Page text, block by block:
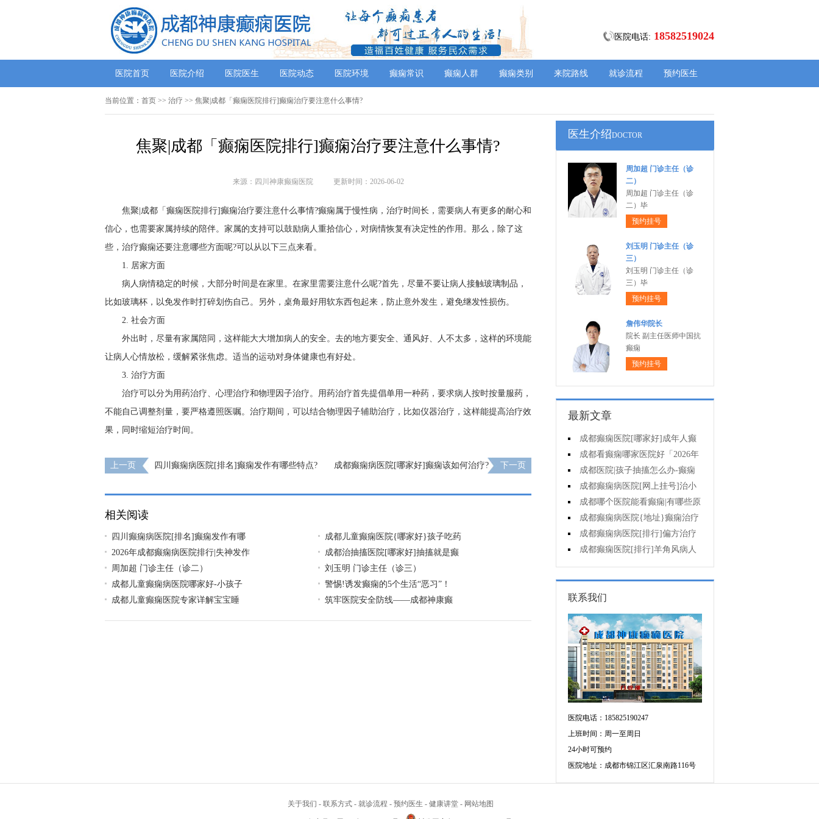
医院电话: 18582519024
医院首页 医院介绍 医院医生 医院动态 医院环境 癫痫常识 癫痫人群 癫痫类别 来院路线 就诊流程 预约医生
当前位置： 首页 >> 治疗 >> 焦聚|成都「癫痫医院排行]癫痫治疗要注意什么事情?
焦聚|成都「癫痫医院排行]癫痫治疗要注意什么事情?
来源：四川神康癫痫医院 更新时间：2026-06-02
焦聚|成都「癫痫医院排行]癫痫治疗要注意什么事情?癫痫属于慢性病，治疗时间长，需要病人有更多的耐心和
信心，也需要家属持续的陪伴。家属的支持可以鼓励病人重拾信心，对病情恢复有决定性的作用。那么，除了这
些，治疗癫痫还要注意哪些方面呢?可以从以下三点来看。
1. 居家方面
病人病情稳定的时候，大部分时间是在家里。在家里需要注意什么呢?首先，尽量不要让病人接触玻璃制品，
比如玻璃杯，以免发作时打碎划伤自己。另外，桌角最好用软东西包起来，防止意外发生，避免继发性损伤。
2. 社会方面
外出时，尽量有家属陪同，这样能大大增加病人的安全。去的地方要安全、通风好、人不太多，这样的环境能
让病人心情放松，缓解紧张焦虑。适当的运动对身体健康也有好处。
3. 治疗方面
治疗可以分为用药治疗、心理治疗和物理因子治疗。用药治疗首先提倡单用一种药，要求病人按时按量服药，
不能自己调整剂量，要严格遵照医嘱。治疗期间，可以结合物理因子辅助治疗，比如仪器治疗，这样能提高治疗效
果，同时缩短治疗时间。
上一页 四川癫痫病医院[排名]癫痫发作有哪些特点? 成都癫痫病医院[哪家好]癫痫该如何治疗? 下一页
相关阅读
四川癫痫病医院[排名]癫痫发作有哪
成都儿童癫痫医院{哪家好}孩子吃药
2026年成都癫痫病医院排行|失神发作
成都治抽搐医院[哪家好]抽搐就是癫
周加超 门诊主任（诊二）
刘玉明 门诊主任（诊三）
成都儿童癫痫病医院哪家好-小孩子
警惕!诱发癫痫的5个生活“恶习”！
成都儿童癫痫医院专家详解宝宝睡
筑牢医院安全防线——成都神康癫
医生介绍DOCTOR
周加超 门诊主任（诊
二）
周加超 门诊主任（诊
二）毕
预约挂号
刘玉明 门诊主任（诊
三）
刘玉明 门诊主任（诊
三）毕
预约挂号
詹伟华院长
院长 副主任医师中国抗
癫痫
预约挂号
最新文章
成都癫痫医院[哪家好]成年人癫
痫的护理要做到哪些?
成都看癫痫哪家医院好「2026年
度公布」癫痫是遗传的吗?
成都医院|孩子抽搐怎么办-癫痫
病吃什么中药?
成都癫痫病医院[网上挂号]治小
儿癫痫病药哪个好?
成都哪个医院能看癫痫|有哪些原
因会造成癫痫?
成都癫痫病医院{地址}癫痫治疗
要坚持哪些原则?
成都癫痫病医院[排行]偏方治疗
可信吗?
成都癫痫医院[排行]羊角风病人
睡眠困难怎么办?
联系我们
医院电话：185825190247
上班时间：周一至周日
24小时可预约
医院地址：成都市锦江区汇泉南路116号
关于我们 - 联系方式 - 就诊流程 - 预约医生 - 健康讲堂 - 网站地图